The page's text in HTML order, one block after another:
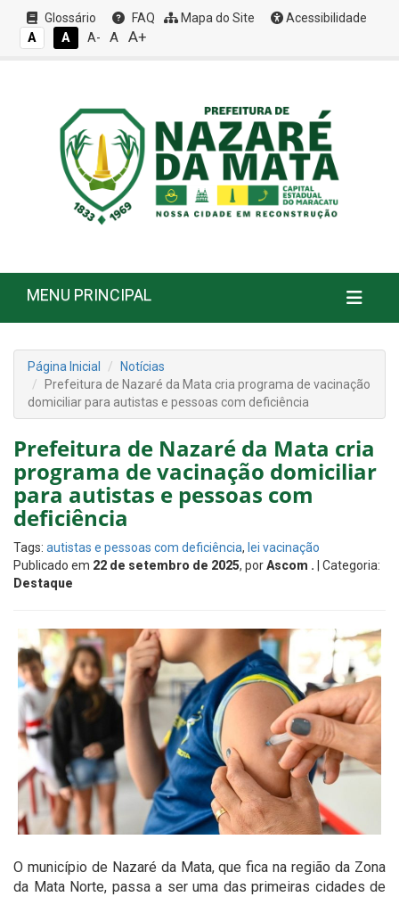
Glossário FAQ Mapa do Site
Acessibilidade
A
A A- A A+
MENU PRINCIPAL
Página Inicial
Notícias
Prefeitura de Nazaré da Mata cria programa de vacinação
domiciliar para autistas e pessoas com deficiência
Prefeitura de Nazaré da Mata cria
programa de vacinação domiciliar
para autistas e pessoas com
deficiência
Tags: autistas e pessoas com deficiência, lei vacinação
Publicado em 22 de setembro de 2025, porAscom . | Categoria:
Destaque
O município de Nazaré da Mata, que fica na região da Zona
da Mata Norte, passa a ser uma das primeiras cidades de